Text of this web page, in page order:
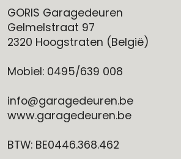
GORIS Garagedeuren
Gelmelstraat 97
2320 Hoogstraten (België)
Mobiel: 0495/639 008
info@garagedeuren.be
www.garagedeuren.be
BTW: BE0446.368.462